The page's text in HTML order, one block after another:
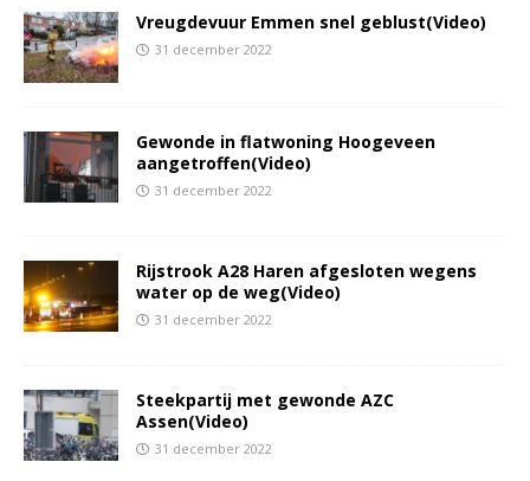
Vreugdevuur Emmen snel geblust(Video)
31 december 2022
Gewonde in flatwoning Hoogeveen
aangetroffen(Video)
31 december 2022
Rijstrook A28 Haren afgesloten wegens
water op de weg(Video)
31 december 2022
Steekpartij met gewonde AZC
Assen(Video)
31 december 2022